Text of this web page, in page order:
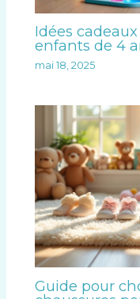
Idées
enfants de 4
mai 18, 2025
Guide pour